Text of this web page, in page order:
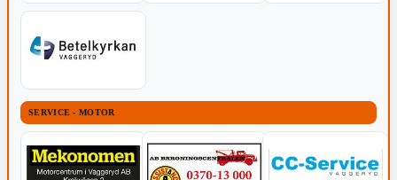
SERVICE - MOTOR